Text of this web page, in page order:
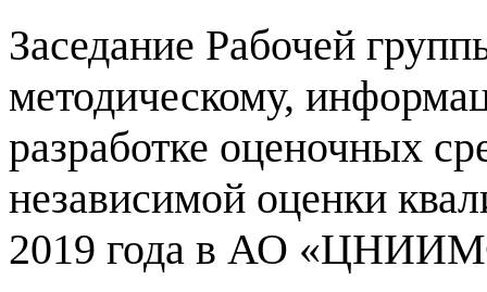
Заседание Рабочей
методическому,
разработке оценочных
независимой оценки
2019 года в АО